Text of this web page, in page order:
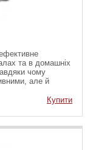
та в домашніх
чому
але й
Купити